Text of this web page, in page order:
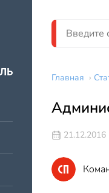
Главная ›
21.12.2016